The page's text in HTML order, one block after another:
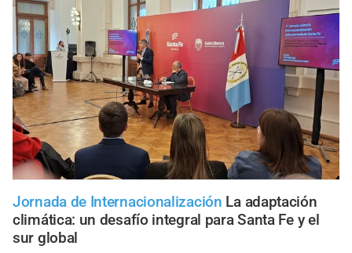
Jornada de Internacionalización La adaptación
climática: un desafío integral para Santa Fe y el
sur global